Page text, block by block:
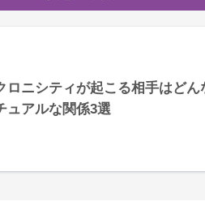
ロニシティが起こる相手はどん
ュアルな関係3選